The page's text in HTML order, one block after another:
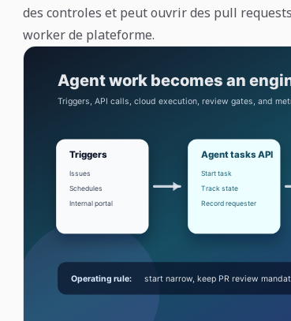
des controles et peut ouvrir des pull
worker de plateforme.